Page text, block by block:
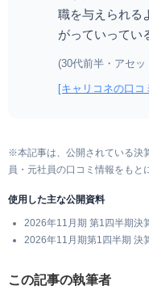
職を与えられる
がっていってい
(30代前半・アセ
[キャリコネの口コ
※本記事は、公開されている決
員・元社員の口コミ情報をもと
使用した主な公開資料
2026年11月期 第1四半期決
2026年11月期第1四半期 決
この記事の執筆者